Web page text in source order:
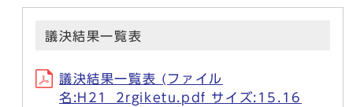
議決結果一覧表
議決結果一覧表 (ファイル
名:H21_2rgiketu.pdf サイズ:15.16